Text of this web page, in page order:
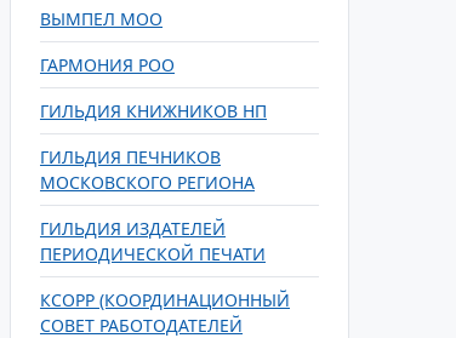
ВЫМПЕЛ МОО
ГАРМОНИЯ РОО
ГИЛЬДИЯ КНИЖНИКОВ НП
ГИЛЬДИЯ ПЕЧНИКОВ
МОСКОВСКОГО РЕГИОНА
ГИЛЬДИЯ ИЗДАТЕЛЕЙ
ПЕРИОДИЧЕСКОЙ ПЕЧАТИ
КСОРР (КООРДИНАЦИОННЫЙ
СОВЕТ РАБОТОДАТЕЛЕЙ